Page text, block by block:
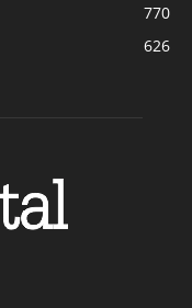
770
626